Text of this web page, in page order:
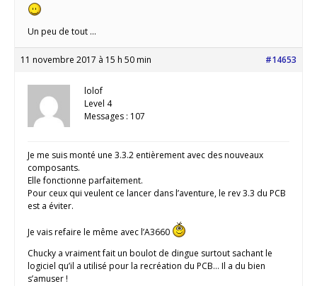
Un peu de tout ...
11 novembre 2017 à 15 h 50 min #14653
lolof
Level 4
Messages : 107
Je me suis monté une 3.3.2 entièrement avec des nouveaux
composants.
Elle fonctionne parfaitement.
Pour ceux qui veulent ce lancer dans l’aventure, le rev 3.3 du PCB
est a éviter.
Je vais refaire le même avec l’A3660
Chucky a vraiment fait un boulot de dingue surtout sachant le
logiciel qu’il a utilisé pour la recréation du PCB… Il a du bien
s’amuser !